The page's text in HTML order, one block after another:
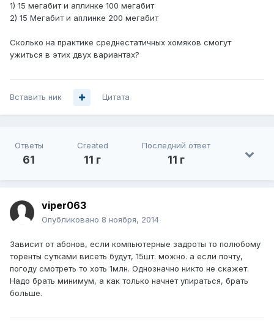
1) 15 мегабит и аплинке 100 мегабит
2) 15 Мегабит и аплинке 200 мегабит
Сколько на практике среднестатичных хомяков смогут
ужиться в этих двух вариантах?
Вставить ник Цитата
Ответы
61
Created
11 г
Последний ответ
11 г
viper063
Опубликовано 8 ноября, 2014
Зависит от абонов, если компьютерные задроты то полюбому
торенты сутками висеть будут, 15шт. можно. а если почту,
погоду смотреть то хоть 1млн. Однозначно никто не скажет.
Надо брать минимум, а как только начнет упираться, брать
больше.